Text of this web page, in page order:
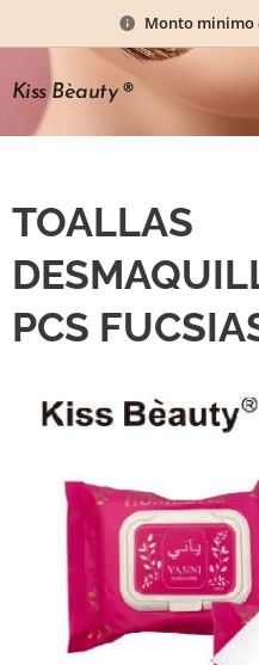
Monto minimo
Kiss Bèauty®
TOALLAS
PCS